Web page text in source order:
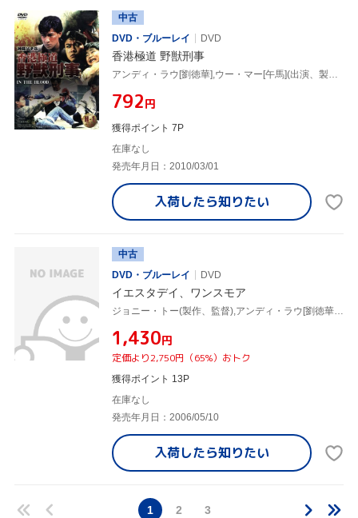
中古
DVD・ブルーレイ
DVD
香港極道 野獣刑事
アンディ・ラウ[劉徳華],ウー・マー[午馬](出演、製作),ユン・ケイ(監督)
¥792円
獲得ポイント 7P
在庫なし
発売年月日：2010/03/01
入荷したら知りたい
中古
DVD・ブルーレイ
DVD
イエスタデイ、ワンスモア
ジョニー・トー(製作、監督),アンディ・ラウ[劉徳華],サミー・チェン[鄭秀文]
¥1,430円
定価より2,750円（65%）おトク
獲得ポイント 13P
在庫なし
発売年月日：2006/05/10
入荷したら知りたい
1 2 3